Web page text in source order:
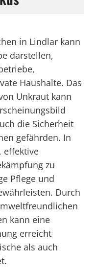
in Lindlar kann
darstellen,
Haushalte. Das
Unkraut kann
die Sicherheit
gefährden. In
effektive
zu
Pflege und
Durch
kann eine
erreicht
als auch